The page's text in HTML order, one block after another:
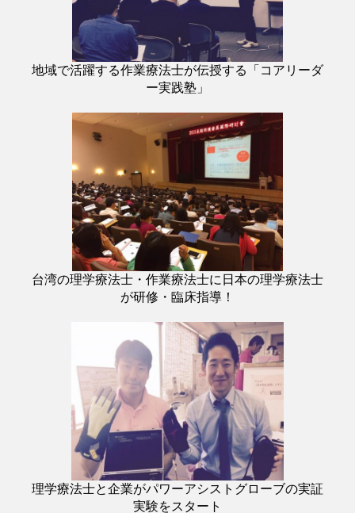
地域で活躍する作業療法士が伝授する「コアリーダ
ー実践塾」
台湾の理学療法士・作業療法士に日本の理学療法士
が研修・臨床指導！
理学療法士と企業がパワーアシストグローブの実証
実験をスタート